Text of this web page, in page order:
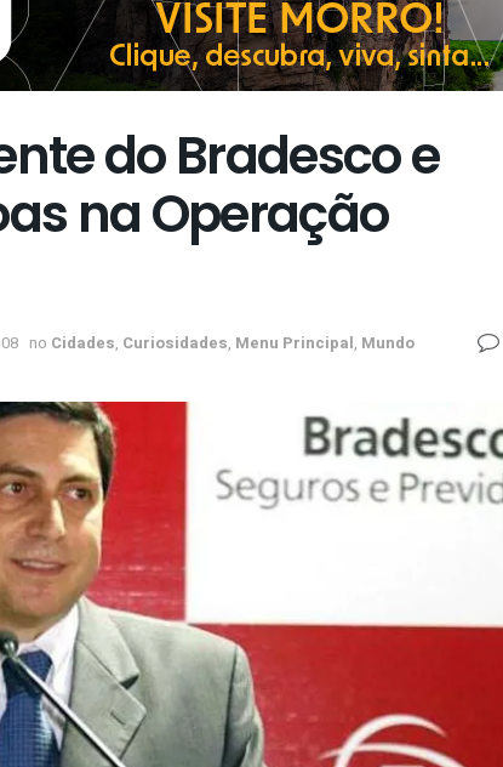
do Bradesco e
na Operação
no Cidades, Curiosidades, Menu Principal, Mundo